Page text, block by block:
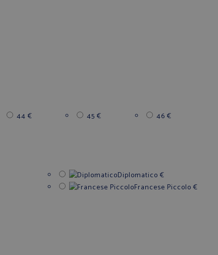
44 € 45€ 46 €
Diplomatico €
Francese Piccolo €